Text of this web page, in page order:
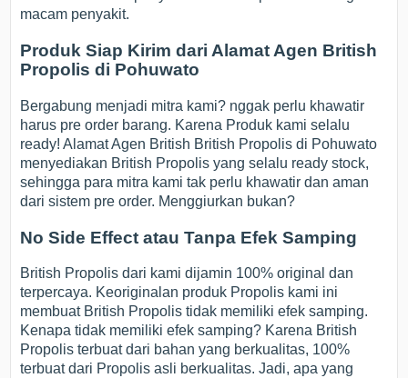
macam penyakit.
Produk Siap Kirim dari Alamat Agen British
Propolis di Pohuwato
Bergabung menjadi mitra kami? nggak perlu khawatir
harus pre order barang. Karena Produk kami selalu
ready! Alamat Agen British British Propolis di Pohuwato
menyediakan British Propolis yang selalu ready stock,
sehingga para mitra kami tak perlu khawatir dan aman
dari sistem pre order. Menggiurkan bukan?
No Side Effect atau Tanpa Efek Samping
British Propolis dari kami dijamin 100% original dan
terpercaya. Keoriginalan produk Propolis kami ini
membuat British Propolis tidak memiliki efek samping.
Kenapa tidak memiliki efek samping? Karena British
Propolis terbuat dari bahan yang berkualitas, 100%
terbuat dari Propolis asli berkualitas. Jadi, apa yang